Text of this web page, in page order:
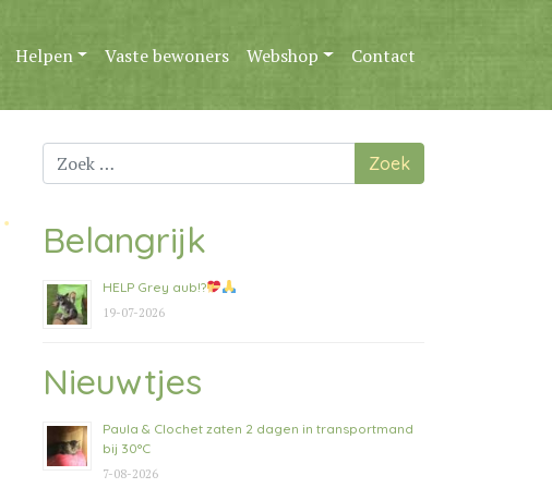
Helpen Vaste bewoners Webshop Contact
Zoek
naar:
Belangrijk
HELP Grey aub!?
19-07-2026
Nieuwtjes
Paula & Clochet zaten 2 dagen in transportmand
bij 30°C
7-08-2026